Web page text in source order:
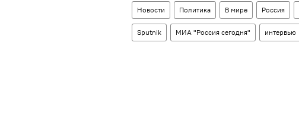
Новости Политика В мире Россия
Sputnik МИА "Россия сегодня" интервью